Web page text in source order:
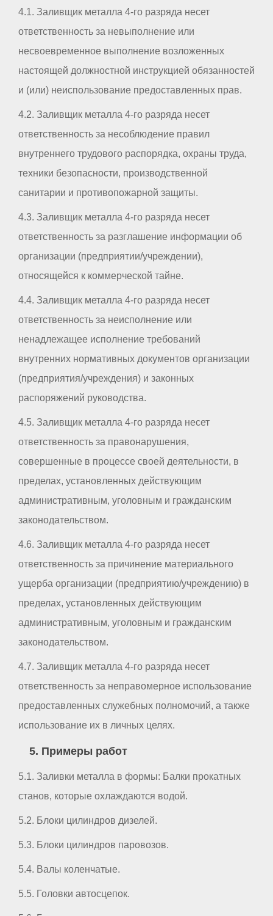
4.1. Заливщик металла 4-го разряда несет
ответственность за невыполнение или
несвоевременное выполнение возложенных
настоящей должностной инструкцией обязанностей
и (или) неиспользование предоставленных прав.
4.2. Заливщик металла 4-го разряда несет
ответственность за несоблюдение правил
внутреннего трудового распорядка, охраны труда,
техники безопасности, производственной
санитарии и противопожарной защиты.
4.3. Заливщик металла 4-го разряда несет
ответственность за разглашение информации об
организации (предприятии/учреждении),
относящейся к коммерческой тайне.
4.4. Заливщик металла 4-го разряда несет
ответственность за неисполнение или
ненадлежащее исполнение требований
внутренних нормативных документов организации
(предприятия/учреждения) и законных
распоряжений руководства.
4.5. Заливщик металла 4-го разряда несет
ответственность за правонарушения,
совершенные в процессе своей деятельности, в
пределах, установленных действующим
административным, уголовным и гражданским
законодательством.
4.6. Заливщик металла 4-го разряда несет
ответственность за причинение материального
ущерба организации (предприятию/учреждению) в
пределах, установленных действующим
административным, уголовным и гражданским
законодательством.
4.7. Заливщик металла 4-го разряда несет
ответственность за неправомерное использование
предоставленных служебных полномочий, а также
использование их в личных целях.
5. Примеры работ
5.1. Заливки металла в формы: Балки прокатных
станов, которые охлаждаются водой.
5.2. Блоки цилиндров дизелей.
5.3. Блоки цилиндров паровозов.
5.4. Валы коленчатые.
5.5. Головки автосцепок.